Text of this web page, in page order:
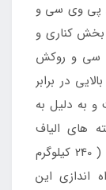
پی وی سی و
کناری و
سی و روکش
در برابر
و به دلیل به
های الیاف
ابریشم و پارچه پلی استر قادر به تحمل وزن ( 240 کیلوگرم
اندازی این